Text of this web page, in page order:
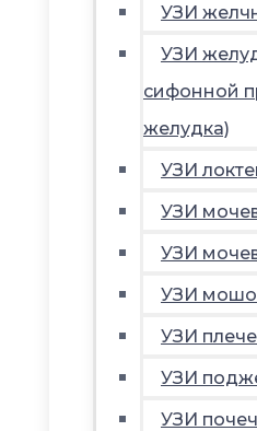
УЗИ
УЗИ
сифонной
желудка)
УЗИ
УЗИ
УЗИ
УЗИ
УЗИ
УЗИ
УЗИ